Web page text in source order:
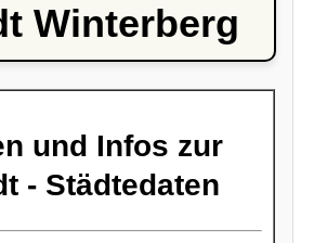
Winterberg
und Infos zur
- Städtedaten